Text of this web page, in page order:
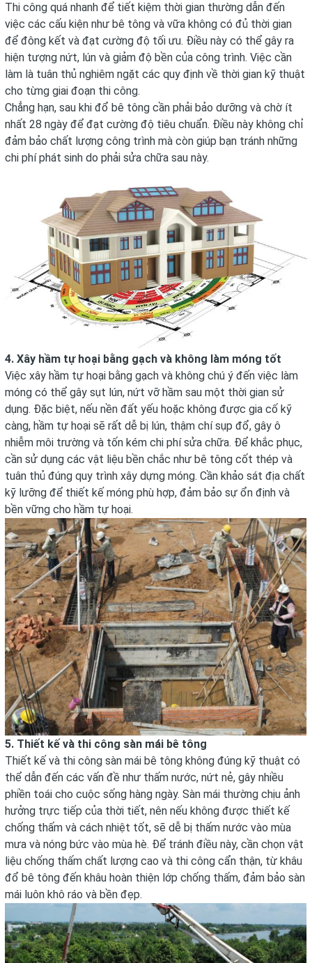
Thi công quá nhanh để tiết kiệm thời gian thường dẫn đến
việc các cấu kiện như bê tông và vữa không có đủ thời gian
để đông kết và đạt cường độ tối ưu. Điều này có thể gây ra
hiện tượng nứt, lún và giảm độ bền của công trình. Việc cần
làm là tuân thủ nghiêm ngặt các quy định về thời gian kỹ thuật
cho từng giai đoạn thi công.
Chẳng hạn, sau khi đổ bê tông cần phải bảo dưỡng và chờ ít
nhất 28 ngày để đạt cường độ tiêu chuẩn. Điều này không chỉ
đảm bảo chất lượng công trình mà còn giúp bạn tránh những
chi phí phát sinh do phải sửa chữa sau này.
4. Xây hầm tự hoại bằng gạch và không làm móng tốt
Việc xây hầm tự hoại bằng gạch và không chú ý đến việc làm
móng có thể gây sụt lún, nứt vỡ hầm sau một thời gian sử
dụng. Đặc biệt, nếu nền đất yếu hoặc không được gia cố kỹ
càng, hầm tự hoại sẽ rất dễ bị lún, thậm chí sụp đổ, gây ô
nhiễm môi trường và tốn kém chi phí sửa chữa. Để khắc phục,
cần sử dụng các vật liệu bền chắc như bê tông cốt thép và
tuân thủ đúng quy trình xây dựng móng. Cần khảo sát địa chất
kỹ lưỡng để thiết kế móng phù hợp, đảm bảo sự ổn định và
bền vững cho hầm tự hoại.
5. Thiết kế và thi công sàn mái bê tông
Thiết kế và thi công sàn mái bê tông không đúng kỹ thuật có
thể dẫn đến các vấn đề như thấm nước, nứt nẻ, gây nhiều
phiền toái cho cuộc sống hàng ngày. Sàn mái thường chịu ảnh
hưởng trực tiếp của thời tiết, nên nếu không được thiết kế
chống thấm và cách nhiệt tốt, sẽ dễ bị thấm nước vào mùa
mưa và nóng bức vào mùa hè. Để tránh điều này, cần chọn vật
liệu chống thấm chất lượng cao và thi công cẩn thận, từ khâu
đổ bê tông đến khâu hoàn thiện lớp chống thấm, đảm bảo sàn
mái luôn khô ráo và bền đẹp.